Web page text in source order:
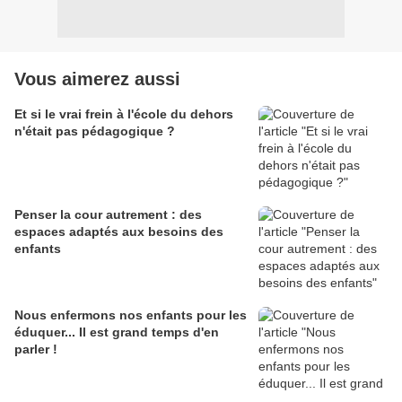
Vous aimerez aussi
Et si le vrai frein à l'école du dehors
n'était pas pédagogique ?
Penser la cour autrement : des
espaces adaptés aux besoins des
enfants
Nous enfermons nos enfants pour les
éduquer... Il est grand temps d'en
parler !